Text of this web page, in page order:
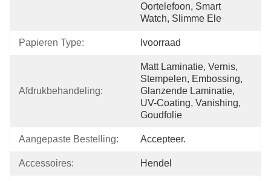
Oortelefoon, Smart
Watch, Slimme Ele
Papieren Type: Ivoorraad
Afdrukbehandeling:
Matt Laminatie, Vernis,
Stempelen, Embossing,
Glanzende Laminatie,
UV-Coating, Vanishing,
Goudfolie
Aangepaste Bestelling: Accepteer.
Accessoires: Hendel